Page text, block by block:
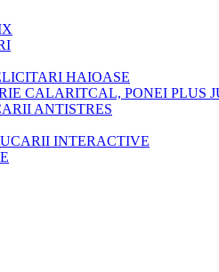
HAIOASE
CAL, PONEI PLUS
ANTISTRES
INTERACTIVE